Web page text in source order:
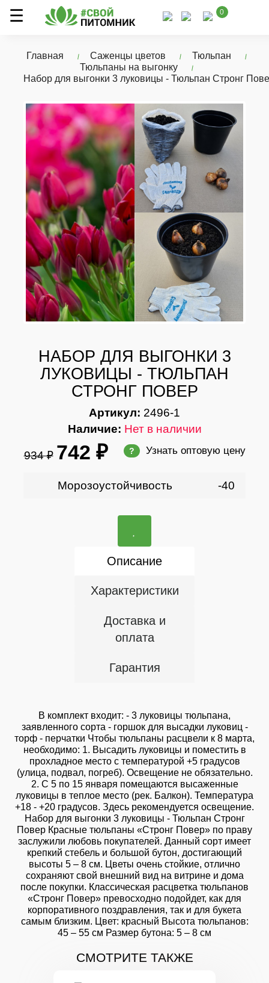
0
Главная Саженцы цветов
Тюльпан
Тюльпаны на выгонку
Набор для выгонки 3 луковицы - Тюльпан Стронг
НАБОР ДЛЯ ВЫГОНКИ 3
ЛУКОВИЦЫ - ТЮЛЬПАН
СТРОНГ ПОВЕР
Артикул: 2496-1
Наличие: Нет в наличии
934 ₽ 742 ₽ ? Узнать оптовую цену
Морозоустойчивость -40
Описание
Характеристики
Доставка и
оплата
Гарантия
В комплект входит: - 3 луковицы тюльпана,
заявленного сорта - горшок для высадки луковиц -
торф - перчатки Чтобы тюльпаны расцвели к 8 марта,
необходимо: 1. Высадить луковицы и поместить в
прохладное место с температурой +5 градусов
(улица, подвал, погреб). Освещение не обязательно.
2. С 5 по 15 января помещаются высаженные
луковицы в теплое место (рек. Балкон). Температура
+18 - +20 градусов. Здесь рекомендуется освещение.
Набор для выгонки 3 луковицы - Тюльпан Стронг
Повер Красные тюльпаны «Стронг Повер» по праву
заслужили любовь покупателей. Данный сорт имеет
крепкий стебель и большой бутон, достигающий
высоты 5 – 8 см. Цветы очень стойкие, отлично
сохраняют свой внешний вид на витрине и дома
после покупки. Классическая расцветка тюльпанов
«Стронг Повер» превосходно подойдет, как для
корпоративного поздравления, так и для букета
самым близким. Цвет: красный Высота тюльпанов:
45 – 55 см Размер бутона: 5 – 8 см
СМОТРИТЕ ТАКЖЕ